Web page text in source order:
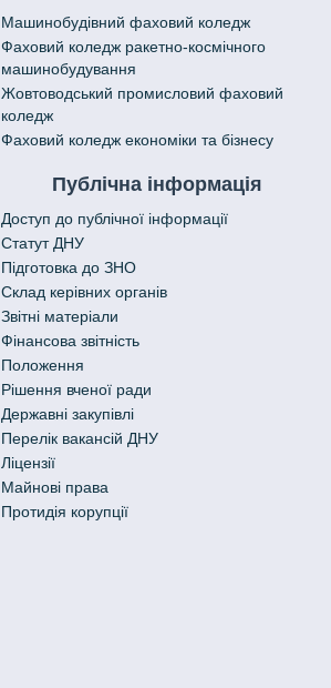
Машинобудівний фаховий коледж
Фаховий коледж ракетно-космічного
машинобудування
Жовтоводський промисловий фаховий
коледж
Фаховий коледж економіки та бізнесу
Публічна інформація
Доступ до публічної інформації
Статут ДНУ
Підготовка до ЗНО
Склад керівних органів
Звітні матеріали
Фінансова звітність
Положення
Рішення вченої ради
Державні закупівлі
Перелік вакансій ДНУ
Ліцензії
Майнові права
Протидія корупції